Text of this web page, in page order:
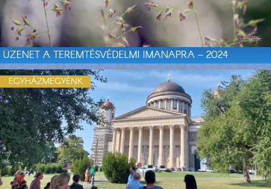
ÜZENET A TEREMTÉSVÉDELMI IMANAPRA – 2024
EGYHÁZMEGYÉNK